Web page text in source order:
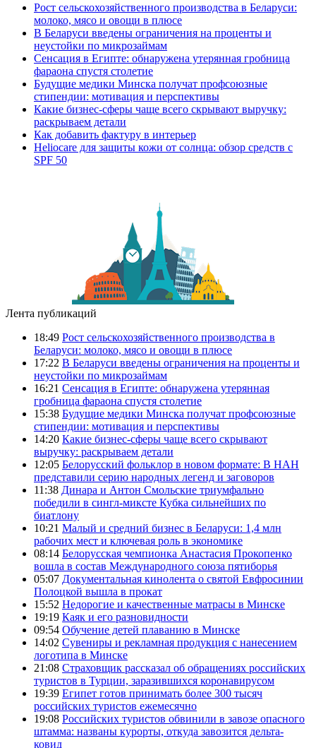
Рост сельскохозяйственного производства в Беларуси:
молоко, мясо и овощи в плюсе
В Беларуси введены ограничения на проценты и
неустойки по микрозаймам
Сенсация в Египте: обнаружена утерянная гробница
фараона спустя столетие
Будущие медики Минска получат профсоюзные
стипендии: мотивация и перспективы
Какие бизнес-сферы чаще всего скрывают выручку:
раскрываем детали
Как добавить фактуру в интерьер
Heliocare для защиты кожи от солнца: обзор средств с
SPF 50
Лента публикаций
18:49 Рост сельскохозяйственного производства в
Беларуси: молоко, мясо и овощи в плюсе
17:22 В Беларуси введены ограничения на проценты и
неустойки по микрозаймам
16:21 Сенсация в Египте: обнаружена утерянная
гробница фараона спустя столетие
15:38 Будущие медики Минска получат профсоюзные
стипендии: мотивация и перспективы
14:20 Какие бизнес-сферы чаще всего скрывают
выручку: раскрываем детали
12:05 Белорусский фольклор в новом формате: В НАН
представили серию народных легенд и заговоров
11:38 Динара и Антон Смольские триумфально
победили в сингл-миксте Кубка сильнейших по
биатлону
10:21 Малый и средний бизнес в Беларуси: 1,4 млн
рабочих мест и ключевая роль в экономике
08:14 Белорусская чемпионка Анастасия Прокопенко
вошла в состав Международного союза пятиборья
05:07 Документальная кинолента о святой Евфросинии
Полоцкой вышла в прокат
15:52 Недорогие и качественные матрасы в Минске
19:19 Каяк и его разновидности
09:54 Обучение детей плаванию в Минске
14:02 Сувениры и рекламная продукция с нанесением
логотипа в Минске
21:08 Страховщик рассказал об обращениях российских
туристов в Турции, заразившихся коронавирусом
19:39 Египет готов принимать более 300 тысяч
российских туристов ежемесячно
19:08 Российских туристов обвинили в завозе опасного
штамма: названы курорты, откуда завозится дельта-
ковид